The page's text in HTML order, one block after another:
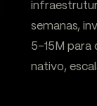
semanas,
5-15M para
nativo,